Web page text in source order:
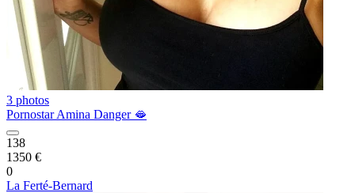
3 photos
Pornostar Amina Danger 🫦
138
1350 €
0
La Ferté-Bernard